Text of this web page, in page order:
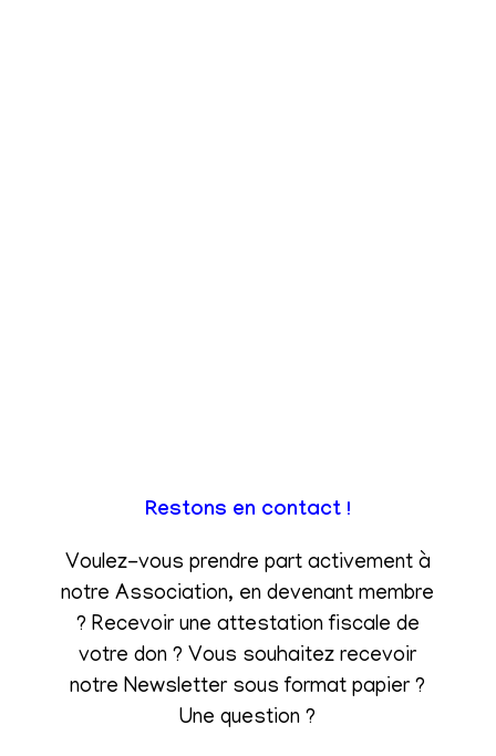
Restons en contact !
Voulez-vous prendre part activement à
notre Association, en devenant membre
? Recevoir une attestation fiscale de
votre don ? Vous souhaitez recevoir
notre Newsletter sous format papier ?
Une question ?